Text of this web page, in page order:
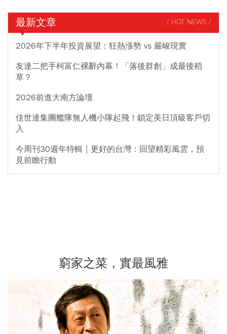
最新文章 / HOT NEWS /
2026年下半年投資展望：狂熱漲勢 vs 嚴峻現實
友達二把手柯富仁裸辭內幕！「落後群創」成最後稻
草？
2026前進大南方論壇
佳世達集團艦隊無人機小隊起飛！鎖定美日頂級客戶切
入
今周刊30週年特輯｜更好的台灣：回望精彩風雲，預
見前瞻行動
窮家之菜，實最風雅